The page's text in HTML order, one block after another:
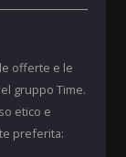
offerte e le
gruppo Time.
etico e
preferita: